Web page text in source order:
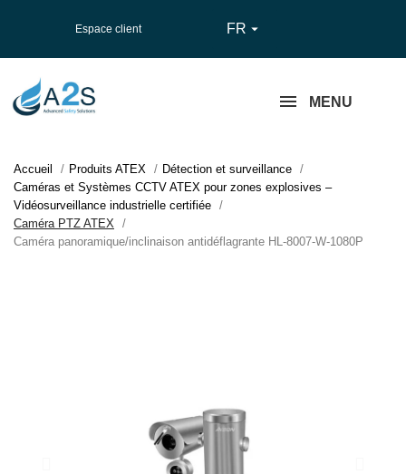
Espace client FR 
MENU
Accueil Produits ATEX
Détection et surveillance
Caméras et Systèmes CCTV ATEX pour zones explosives –
Vidéosurveillance industrielle certifiée
Caméra PTZ ATEX
Caméra panoramique/inclinaison antidéflagrante HL-8007-W-1080P